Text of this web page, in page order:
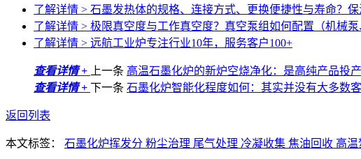
了解详情 > 石墨发热体的规格、连接方式、更换便捷性与寿命？
了解详情 > 极限真空度与工作真空度？真空泵组如何配置（机械
了解详情 > 远航工业炉专注行业10年，服务客户100+
查看详情 + 上一条 高温石墨化炉的新炉空烧净化：是高纯产品投
查看详情 + 下一条 石墨化炉智能化程度如何：其实并没有大多数
返回列表
本文标签： 石墨化炉挥发分 粉尘治理 尾气处理 冷凝收集 焦油回收 高温